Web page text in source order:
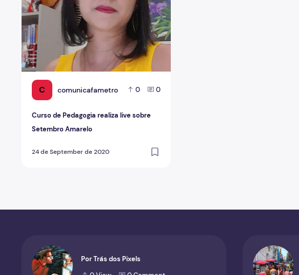
C comunicafametro 0 0
Curso de Pedagogia realiza live sobre
Setembro Amarelo
24 de September de 2020
Por Trás dos Pixels